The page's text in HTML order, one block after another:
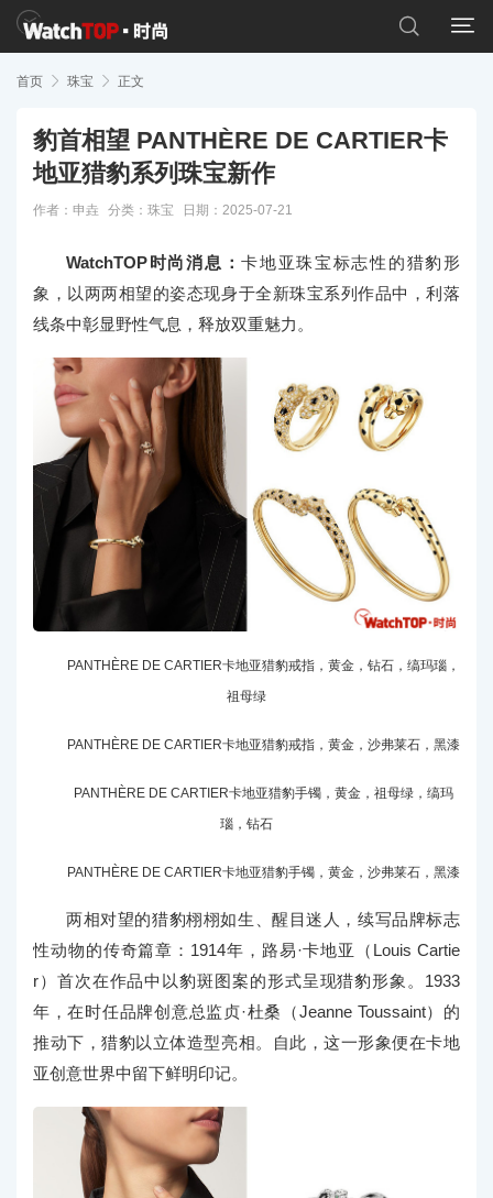


首页  珠宝  正文
豹首相望 PANTHÈRE DE CARTIER卡
地亚猎豹系列珠宝新作
作者：申垚 分类： 珠宝 日期：2025-07-21
WatchTOP时尚消息：卡地亚珠宝标志性的猎豹形
象，以两两相望的姿态现身于全新珠宝系列作品中，利落
线条中彰显野性气息，释放双重魅力。
PANTHÈRE DE CARTIER卡地亚猎豹戒指，黄金，钻石，缟玛瑙，
祖母绿
PANTHÈRE DE CARTIER卡地亚猎豹戒指，黄金，沙弗莱石，黑漆
PANTHÈRE DE CARTIER卡地亚猎豹手镯，黄金，祖母绿，缟玛
瑙，钻石
PANTHÈRE DE CARTIER卡地亚猎豹手镯，黄金，沙弗莱石，黑漆
两相对望的猎豹栩栩如生、醒目迷人，续写品牌标志
性动物的传奇篇章：1914年，路易·卡地亚（Louis Cartie
r）首次在作品中以豹斑图案的形式呈现猎豹形象。1933
年，在时任品牌创意总监贞·杜桑（Jeanne Toussaint）的
推动下，猎豹以立体造型亮相。自此，这一形象便在卡地
亚创意世界中留下鲜明印记。